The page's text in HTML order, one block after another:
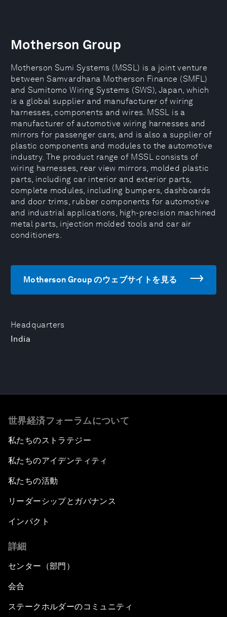
Headquarters
India
Motherson Group
Motherson Sumi Systems (MSSL) is a joint venture
between Samvardhana Motherson Finance (SMFL)
and Sumitomo Wiring Systems (SWS), Japan, which
is a global supplier and manufacturer of wiring
harnesses, components and wires. MSSL is a
manufacturer of automotive wiring harnesses and
mirrors for passenger cars, and is also a supplier of
plastic components and modules to the automotive
industry. The product range of MSSL consists of
wiring harnesses, rear view mirrors, molded plastic
parts, including car interior and exterior parts,
complete modules, including bumpers, dashboards
and door trims, rubber components for automotive
and industrial applications, high-precision machined
metal parts, injection molded tools and car air
conditioners.
Motherson Group のウェブサイトを見る
世界経済フォーラムについて
私たちのストラテジー
私たちのアイデンティティ
私たちの活動
リーダーシップとガバナンス
インパクト
詳細
センター（部門）
会合
ステークホルダーのコミュニティ